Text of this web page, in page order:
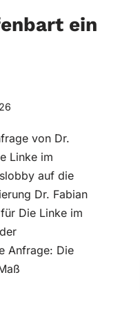
ein
von Dr.
Linke im
auf die
Dr. Fabian
Die Linke im
Anfrage: Die